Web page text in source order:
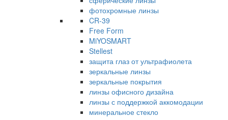
фотохромные линзы
CR-39
Free Form
MiYOSMART
Stellest
защита глаз от ультрафиолета
зеркальные линзы
зеркальные покрытия
линзы офисного дизайна
линзы с поддержкой аккомодации
минеральное стекло